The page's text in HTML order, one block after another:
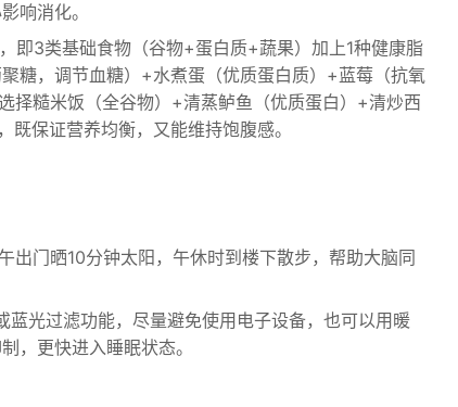
响消化。
即3类基础食物（谷物+蛋白质+蔬果）加上1种健康脂
糖，调节血糖）+水煮蛋（优质蛋白质）+蓝莓（抗氧
择糙米饭（全谷物）+清蒸鲈鱼（优质蛋白）+清炒西
保证营养均衡，又能维持饱腹感。
出门晒10分钟太阳，午休时到楼下散步，帮助大脑同
蓝光过滤功能，尽量避免使用电子设备，也可以用暖
，更快进入睡眠状态。